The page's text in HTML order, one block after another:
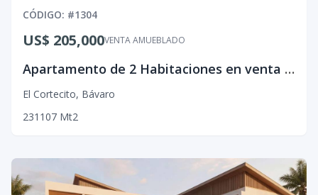
CÓDIGO: #1304
VENTA AMUEBLADO
US$ 205,000
Apartamento de 2 Habitaciones en venta en El Cortecito, Bávaro.
El Cortecito, Bávaro
231 107 Mt2